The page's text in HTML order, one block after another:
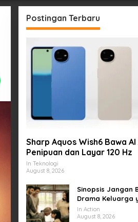
Postingan Terbaru
Sharp Aquos Wish6 Bawa AI
Penipuan dan Layar 120 Hz
In Teknologi
August 8, 2026
Sinopsis Jangan
Drama Keluarga
Menyentuh
Sayang dan Bakti
In Action
August 8, 2026